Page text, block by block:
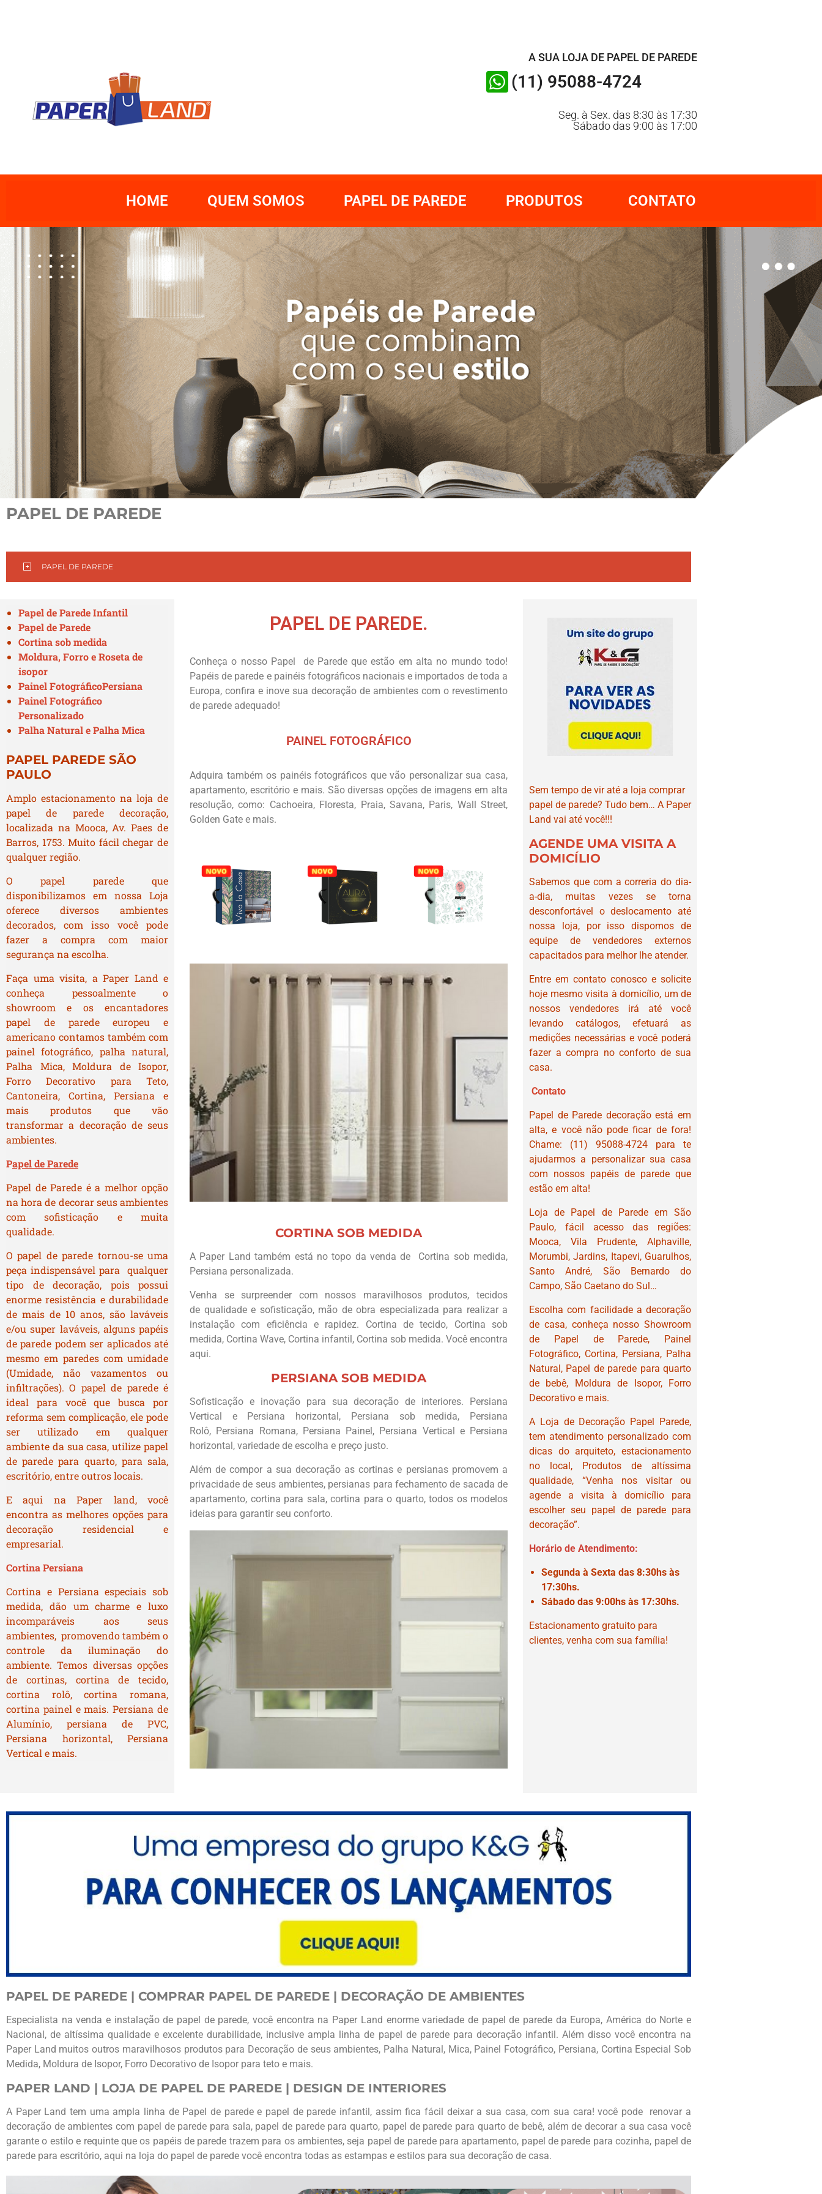
A SUA LOJA DE PAPEL DE PAREDE
(11) 95088-4724
Seg. à Sex. das 8:30 às 17:30
Sábado das 9:00 às 17:00
HOME QUEM SOMOS PAPEL DE PAREDE PRODUTOS CONTATO
PAPEL DE PAREDE
PAPEL DE PAREDE
Papel de Parede Infantil
Papel de Parede
Cortina sob medida
Moldura, Forro e Roseta de
isopor
Painel FotográficoPersiana
Painel Fotográfico
Personalizado
Palha Natural e Palha Mica
PAPEL PAREDE SÃO
PAULO
Amplo estacionamento na loja de
papel de parede decoração,
localizada na Mooca, Av. Paes de
Barros, 1753. Muito fácil chegar de
qualquer região.
O papel parede que
disponibilizamos em nossa Loja
oferece diversos ambientes
decorados, com isso você pode
fazer a compra com maior
segurança na escolha.
Faça uma visita, a Paper Land e
conheça pessoalmente o
showroom e os encantadores
papel de parede europeu e
americano contamos também com
painel fotográfico, palha natural,
Palha Mica, Moldura de Isopor,
Forro Decorativo para Teto,
Cantoneira, Cortina, Persiana e
mais produtos que vão
transformar a decoração de seus
ambientes.
Papel de Parede
Papel de Parede é a melhor opção
na hora de decorar seus ambientes
com sofisticação e muita
qualidade.
O papel de parede tornou-se uma
peça indispensável para qualquer
tipo de decoração, pois possui
enorme resistência e durabilidade
de mais de 10 anos, são laváveis
e/ou super laváveis, alguns papéis
de parede podem ser aplicados até
mesmo em paredes com umidade
(Umidade, não vazamentos ou
infiltrações). O papel de parede é
ideal para você que busca por
reforma sem complicação, ele pode
ser utilizado em qualquer
ambiente da sua casa, utilize papel
de parede para quarto, para sala,
escritório, entre outros locais.
E aqui na Paper land, você
encontra as melhores opções para
decoração residencial e
empresarial.
CortinaPersiana
Cortina e Persiana especiais sob
medida, dão um charme e luxo
incomparáveis aos seus
ambientes, promovendo também o
controle da iluminação do
ambiente. Temos diversas opções
de cortinas, cortina de tecido,
cortina rolô, cortina romana,
cortina painel e mais. Persiana de
Alumínio, persiana de PVC,
Persiana horizontal, Persiana
Vertical e mais.
PAPEL DE PAREDE.
Conheça o nosso Papel de Parede que estão em alta no mundo todo!
Papéis de parede e painéis fotográficos nacionais e importados de toda a
Europa, confira e inove sua decoração de ambientes com o revestimento
de parede adequado!
PAINEL FOTOGRÁFICO
Adquira também os painéis fotográficos que vão personalizar sua casa,
apartamento, escritório e mais. São diversas opções de imagens em alta
resolução, como: Cachoeira, Floresta, Praia, Savana, Paris, Wall Street,
Golden Gate e mais.
CORTINA SOB MEDIDA
A Paper Land também está no topo da venda de Cortina sob medida,
Persiana personalizada.
Venha se surpreender com nossos maravilhosos produtos, tecidos
de qualidade e sofisticação, mão de obra especializada para realizar a
instalação com eficiência e rapidez. Cortina de tecido, Cortina sob
medida, Cortina Wave, Cortina infantil, Cortina sob medida. Você encontra
aqui.
PERSIANA SOB MEDIDA
Sofisticação e inovação para sua decoração de interiores. Persiana
Vertical e Persiana horizontal, Persiana sob medida, Persiana
Rolô, Persiana Romana, Persiana Painel, Persiana Vertical e Persiana
horizontal, variedade de escolha e preço justo.
Além de compor a sua decoração as cortinas e persianas promovem a
privacidade de seus ambientes, persianas para fechamento de sacada de
apartamento, cortina para sala, cortina para o quarto, todos os modelos
ideias para garantir seu conforto.
Sem tempo de vir até a loja comprar
papel de parede? Tudo bem… A Paper
Land vai até você!!!
AGENDE UMA VISITA A
DOMICÍLIO
Sabemos que com a correria do dia-
a-dia, muitas vezes se torna
desconfortável o deslocamento até
nossa loja, por isso dispomos de
equipe de vendedores externos
capacitados para melhor lhe atender.
Entre em contato conosco e solicite
hoje mesmo visita à domicílio, um de
nossos vendedores irá até você
levando catálogos, efetuará as
medições necessárias e você poderá
fazer a compra no conforto de sua
casa.
Contato
Papel de Parede decoração está em
alta, e você não pode ficar de fora!
Chame: (11) 95088-4724 para te
ajudarmos a personalizar sua casa
com nossos papéis de parede que
estão em alta!
Loja de Papel de Parede em São
Paulo, fácil acesso das regiões:
Mooca, Vila Prudente, Alphaville,
Morumbi, Jardins, Itapevi, Guarulhos,
Santo André, São Bernardo do
Campo, São Caetano do Sul…
Escolha com facilidade a decoração
de casa, conheça nosso Showroom
de Papel de Parede, Painel
Fotográfico, Cortina, Persiana, Palha
Natural, Papel de parede para quarto
de bebê, Moldura de Isopor, Forro
Decorativo e mais.
A Loja de Decoração Papel Parede,
tem atendimento personalizado com
dicas do arquiteto, estacionamento
no local, Produtos de altíssima
qualidade, “Venha nos visitar ou
agende a visita à domicílio para
escolher seu papel de parede para
decoração”.
Horário de Atendimento:
Segunda à Sexta das 8:30hs às
17:30hs.
Sábado das 9:00hs às 17:30hs.
Estacionamento gratuito para
clientes, venha com sua família!
PAPEL DE PAREDE | COMPRAR PAPEL DE PAREDE | DECORAÇÃO DE AMBIENTES
Especialista na venda e instalação de papel de parede, você encontra na Paper Land enorme variedade de papel de parede da Europa, América do Norte e
Nacional, de altíssima qualidade e excelente durabilidade, inclusive ampla linha de papel de parede para decoração infantil. Além disso você encontra na
Paper Land muitos outros maravilhosos produtos para Decoração de seus ambientes, Palha Natural, Mica, Painel Fotográfico, Persiana, Cortina Especial Sob
Medida, Moldura de Isopor, Forro Decorativo de Isopor para teto e mais.
PAPER LAND | LOJA DE PAPEL DE PAREDE | DESIGN DE INTERIORES
A Paper Land tem uma ampla linha de Papel de parede e papel de parede infantil, assim fica fácil deixar a sua casa, com sua cara! você pode renovar a
decoração de ambientes com papel de parede para sala, papel de parede para quarto, papel de parede para quarto de bebê, além de decorar a sua casa você
garante o estilo e requinte que os papéis de parede trazem para os ambientes, seja papel de parede para apartamento, papel de parede para cozinha, papel de
parede para escritório, aqui na loja do papel de parede você encontra todas as estampas e estilos para sua decoração de casa.